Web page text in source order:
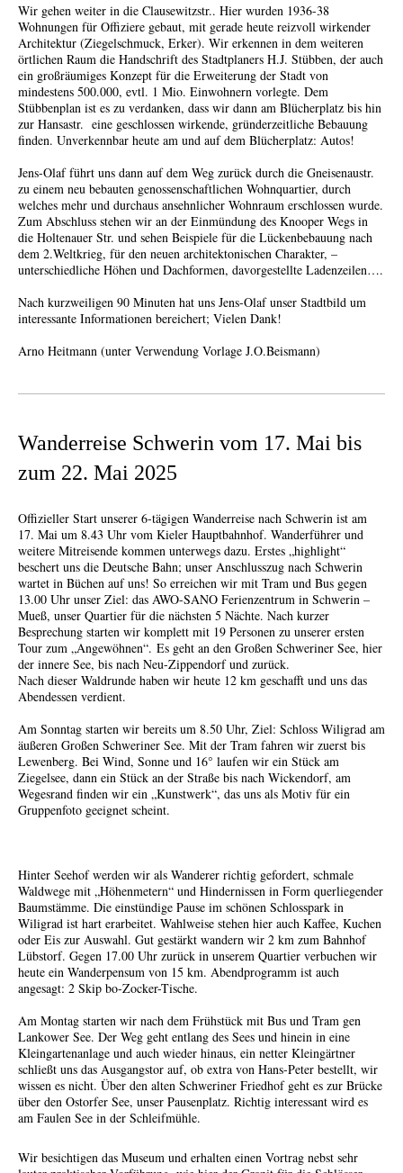
Wir gehen weiter in die Clausewitzstr.. Hier wurden 1936-38
Wohnungen für Offiziere gebaut, mit gerade heute reizvoll wirkender
Architektur (Ziegelschmuck, Erker). Wir erkennen in dem weiteren
örtlichen Raum die Handschrift des Stadtplaners H.J. Stübben, der auch
ein großräumiges Konzept für die Erweiterung der Stadt von
mindestens 500.000, evtl. 1 Mio. Einwohnern vorlegte. Dem
Stübbenplan ist es zu verdanken, dass wir dann am Blücherplatz bis hin
zur Hansastr. eine geschlossen wirkende, gründerzeitliche Bebauung
finden. Unverkennbar heute am und auf dem Blücherplatz: Autos!
Jens-Olaf führt uns dann auf dem Weg zurück durch die Gneisenaustr.
zu einem neu bebauten genossenschaftlichen Wohnquartier, durch
welches mehr und durchaus ansehnlicher Wohnraum erschlossen wurde.
Zum Abschluss stehen wir an der Einmündung des Knooper Wegs in
die Holtenauer Str. und sehen Beispiele für die Lückenbebauung nach
dem 2.Weltkrieg, für den neuen architektonischen Charakter, –
unterschiedliche Höhen und Dachformen, davorgestellte Ladenzeilen….
Nach kurzweiligen 90 Minuten hat uns Jens-Olaf unser Stadtbild um
interessante Informationen bereichert; Vielen Dank!
Arno Heitmann (unter Verwendung Vorlage J.O.Beismann)
Wanderreise Schwerin vom 17. Mai bis
zum 22. Mai 2025
Offizieller Start unserer 6-tägigen Wanderreise nach Schwerin ist am
17. Mai um 8.43 Uhr vom Kieler Hauptbahnhof. Wanderführer und
weitere Mitreisende kommen unterwegs dazu. Erstes „highlight“
beschert uns die Deutsche Bahn; unser Anschlusszug nach Schwerin
wartet in Büchen auf uns! So erreichen wir mit Tram und Bus gegen
13.00 Uhr unser Ziel: das AWO-SANO Ferienzentrum in Schwerin –
Mueß, unser Quartier für die nächsten 5 Nächte. Nach kurzer
Besprechung starten wir komplett mit 19 Personen zu unserer ersten
Tour zum „Angewöhnen“. Es geht an den Großen Schweriner See, hier
der innere See, bis nach Neu-Zippendorf und zurück.
Nach dieser Waldrunde haben wir heute 12 km geschafft und uns das
Abendessen verdient.
Am Sonntag starten wir bereits um 8.50 Uhr, Ziel: Schloss Wiligrad am
äußeren Großen Schweriner See. Mit der Tram fahren wir zuerst bis
Lewenberg. Bei Wind, Sonne und 16° laufen wir ein Stück am
Ziegelsee, dann ein Stück an der Straße bis nach Wickendorf, am
Wegesrand finden wir ein „Kunstwerk“, das uns als Motiv für ein
Gruppenfoto geeignet scheint.
Hinter Seehof werden wir als Wanderer richtig gefordert, schmale
Waldwege mit „Höhenmetern“ und Hindernissen in Form querliegender
Baumstämme. Die einstündige Pause im schönen Schlosspark in
Wiligrad ist hart erarbeitet. Wahlweise stehen hier auch Kaffee, Kuchen
oder Eis zur Auswahl. Gut gestärkt wandern wir 2 km zum Bahnhof
Lübstorf. Gegen 17.00 Uhr zurück in unserem Quartier verbuchen wir
heute ein Wanderpensum von 15 km. Abendprogramm ist auch
angesagt: 2 Skip bo-Zocker-Tische.
Am Montag starten wir nach dem Frühstück mit Bus und Tram gen
Lankower See. Der Weg geht entlang des Sees und hinein in eine
Kleingartenanlage und auch wieder hinaus, ein netter Kleingärtner
schließt uns das Ausgangstor auf, ob extra von Hans-Peter bestellt, wir
wissen es nicht. Über den alten Schweriner Friedhof geht es zur Brücke
über den Ostorfer See, unser Pausenplatz. Richtig interessant wird es
am Faulen See in der Schleifmühle.
Wir besichtigen das Museum und erhalten einen Vortrag nebst sehr